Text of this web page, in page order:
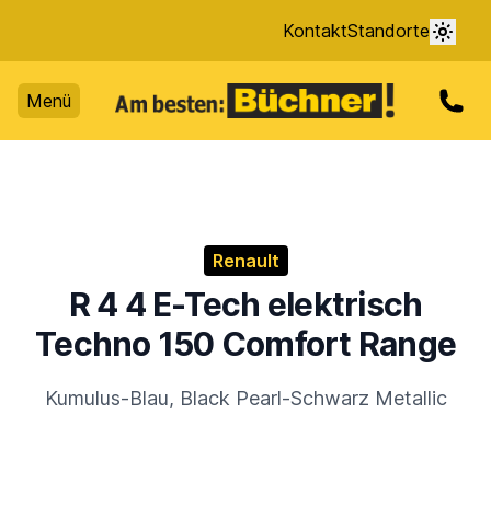
KontaktStandorte
Menü
Renault
R 4 4 E-Tech elektrisch
Techno 150 Comfort Range
Kumulus-Blau, Black Pearl-Schwarz Metallic